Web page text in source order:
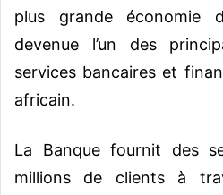
plus grande économie
devenue l’un des
services bancaires et
africain.
La Banque fournit des
millions de clients à